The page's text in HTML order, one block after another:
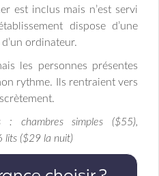
est inclus mais n’est servi
dispose d’une
ordinateur.
les personnes présentes
rythme. Ils rentraient vers
: chambres simples ($55),
lits ($29 la nuit)